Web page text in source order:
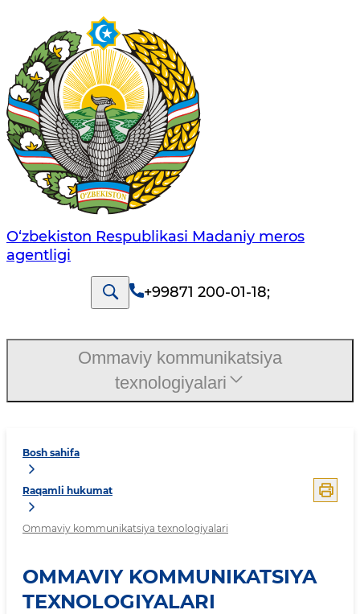
O‘zbekiston Respublikasi Madaniy meros
agentligi
+99871 200-01-18;
Bosh sahifa
Raqamli hukumat
Ommaviy kommunikatsiya texnologiyalari
OMMAVIY KOMMUNIKATSIYA
TEXNOLOGIYALARI
Ommaviy kommunikatsiya
texnologiyalari